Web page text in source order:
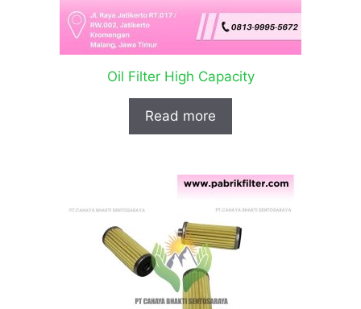
Oil Filter High Capacity
Read more